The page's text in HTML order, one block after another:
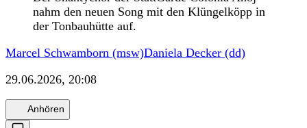
nahm den neuen Song mit den Klüngelköpp in
der Tonbauhütte auf.
Marcel Schwamborn (msw)Daniela Decker (dd)
29.06.2026, 20:08
Anhören